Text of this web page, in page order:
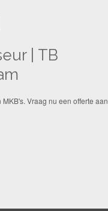
| TB
Vraag nu een offerte aan